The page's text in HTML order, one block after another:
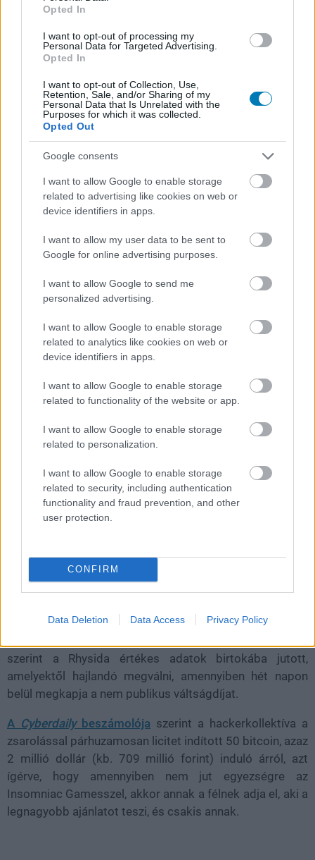
Opted In
I want to opt-out of processing my
Personal Data for Targeted Advertising.
Opted In
I want to opt-out of Collection, Use,
Retention, Sale, and/or Sharing of my
Personal Data that Is Unrelated with the
Purposes for which it was collected.
Opted Out
Google consents
I want to allow Google to enable storage
related to advertising like cookies on web or
device identifiers in apps.
I want to allow my user data to be sent to
Google for online advertising purposes.
I want to allow Google to send me
personalized advertising.
I want to allow Google to enable storage
related to analytics like cookies on web or
device identifiers in apps.
I want to allow Google to enable storage
related to functionality of the website or app.
I want to allow Google to enable storage
related to personalization.
I want to allow Google to enable storage
related to security, including authentication
functionality and fraud prevention, and other
user protection.
CONFIRM
Data Deletion Data Access Privacy Policy
#e3 #esa
Hozzászólások
Hackertámadás érte az
Insomniac Games csapatát,
zsarolják a Marvel's Spider-Man
2 fejlesztőit
Alkalmazottak adatait és a Marvel's Woverine
fájljait szerezhette meg a hackercsoport, amely
kész másnak is eladni a zsákmányát, ha az
Insomniac nem fizet.
Loaded
21.02%
a világ legnagyobb könyvtárát, a számtalan
őrző British Libraryt, most a PlayStation Studios részét
szerint a Rhysida értékes adatok birtokába jutott,
amelyektől hajlandó megválni, amennyiben hét napon
belül megkapja a nem publikus váltságdíjat.
A Cyberdailybeszámolója szerint a hackerkollektíva a
zsarolással párhuzamosan licitet indított 50 bitcoin, azaz
2 millió dollár (kb. 709 millió forint) induló árról, azt
ígérve, hogy amennyiben nem jut egyezségre az
Insomniac Gamesszel, akkor annak a félnek adja el, aki a
legnagyobb ajánlatot teszi, és csakis annak.